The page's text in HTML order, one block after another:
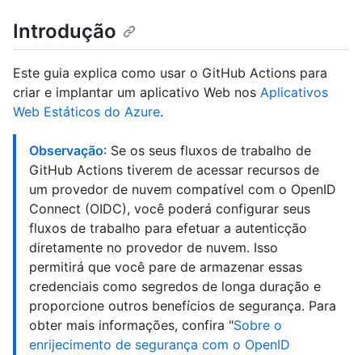
Introdução
Este guia explica como usar o GitHub Actions para
criar e implantar um aplicativo Web nos Aplicativos
Web Estáticos do Azure.
Observação: Se os seus fluxos de trabalho de
GitHub Actions tiverem de acessar recursos de
um provedor de nuvem compatível com o OpenID
Connect (OIDC), você poderá configurar seus
fluxos de trabalho para efetuar a autenticção
diretamente no provedor de nuvem. Isso
permitirá que você pare de armazenar essas
credenciais como segredos de longa duração e
proporcione outros benefícios de segurança. Para
obter mais informações, confira "Sobre o
enrijecimento de segurança com o OpenID